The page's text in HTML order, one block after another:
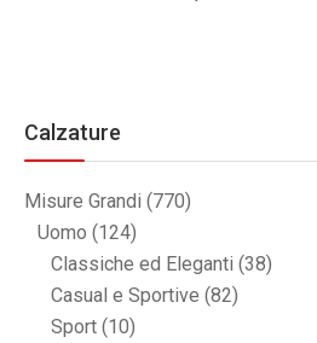
Calzature
Misure Grandi (770)
Uomo (124)
Classiche ed Eleganti (38)
Casual e Sportive (82)
Sport (10)